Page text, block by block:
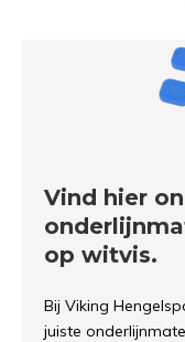
Vind hier
op witvis.
Bij Viking
juiste